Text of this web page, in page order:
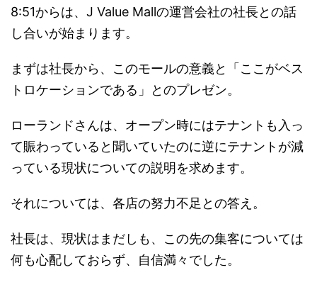
8:51からは、J Value Mallの運営会社の社長との話
し合いが始まります。
まずは社長から、このモールの意義と「ここがベス
トロケーションである」とのプレゼン。
ローランドさんは、オープン時にはテナントも入っ
て賑わっていると聞いていたのに逆にテナントが減
っている現状についての説明を求めます。
それについては、各店の努力不足との答え。
社長は、現状はまだしも、この先の集客については
何も心配しておらず、自信満々でした。